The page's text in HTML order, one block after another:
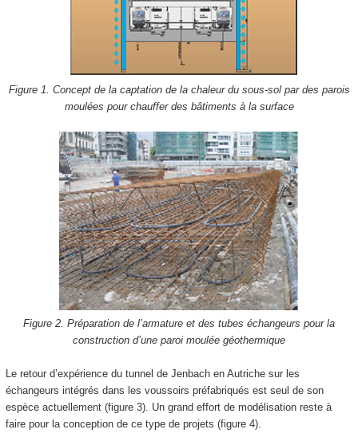
Figure 1. Concept de la captation de la chaleur du sous-sol par des parois
moulées pour chauffer des bâtiments à la surface
Figure 2. Préparation de l’armature et des tubes échangeurs pour la
construction d’une paroi moulée géothermique
Le retour d’expérience du tunnel de Jenbach en Autriche sur les
échangeurs intégrés dans les voussoirs préfabriqués est seul de son
espèce actuellement (figure 3). Un grand effort de modélisation reste à
faire pour la conception de ce type de projets (figure 4).